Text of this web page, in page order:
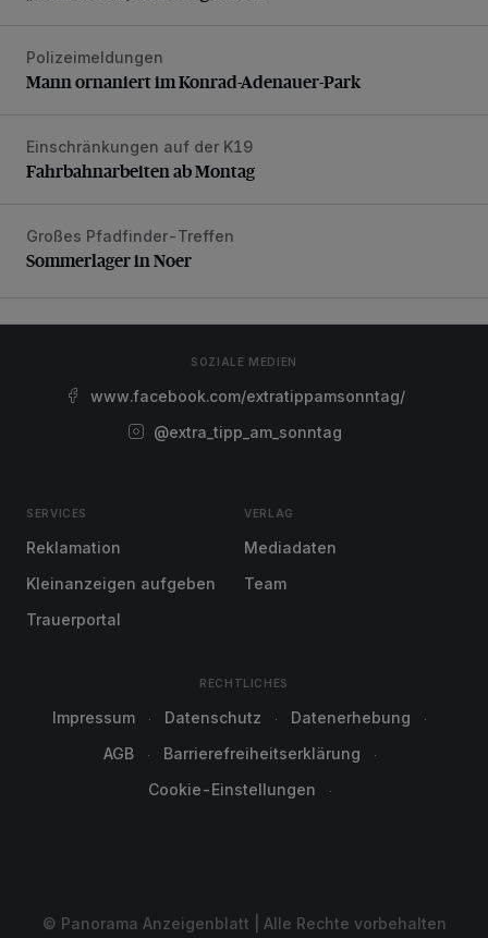
Mann ornaniert im Konrad-Adenauer-Park
Polizeimeldungen
Mann ornaniert im Konrad-Adenauer-Park
Fahrbahnarbeiten ab Montag
Einschränkungen auf der K19
Fahrbahnarbeiten ab Montag
Sommerlager in Noer
Großes Pfadfinder-Treffen
Sommerlager in Noer
SOZIALE MEDIEN
www.facebook.com/extratippamsonntag/
@extra_tipp_am_sonntag
SERVICES
Reklamation
Kleinanzeigen aufgeben
Trauerportal
VERLAG
Mediadaten
Team
RECHTLICHES
Impressum Datenschutz
Datenerhebung
AGB
Barrierefreiheitserklärung
Cookie-Einstellungen
© Panorama Anzeigenblatt | Alle Rechte vorbehalten